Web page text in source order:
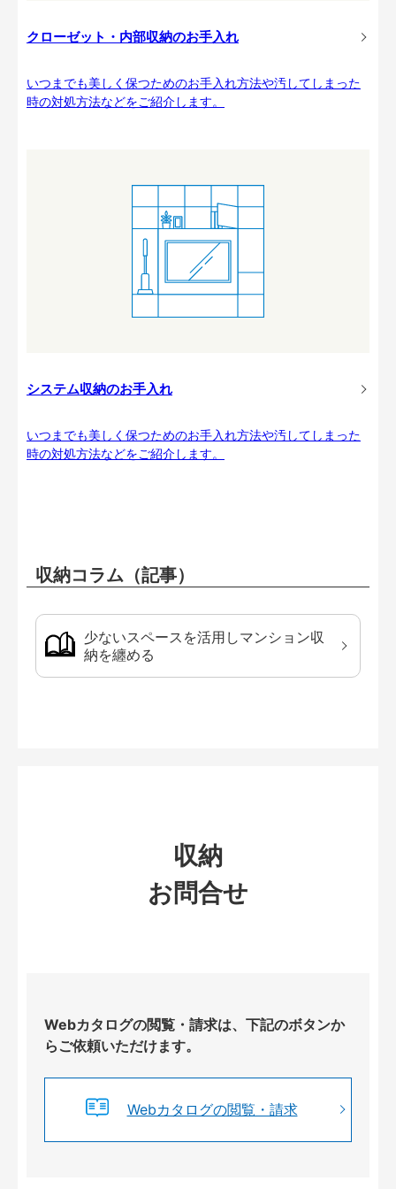
クローゼット・内部収納のお手入れ
いつまでも美しく保つためのお手入れ方法や汚してしまった
時の対処方法などをご紹介します。
システム収納のお手入れ
いつまでも美しく保つためのお手入れ方法や汚してしまった
時の対処方法などをご紹介します。
収納コラム（記事）
少ないスペースを活用しマンション収
納を纏める
収納
お問合せ
Webカタログの閲覧・請求は、下記のボタンか
らご依頼いただけます。
Webカタログの閲覧・請求